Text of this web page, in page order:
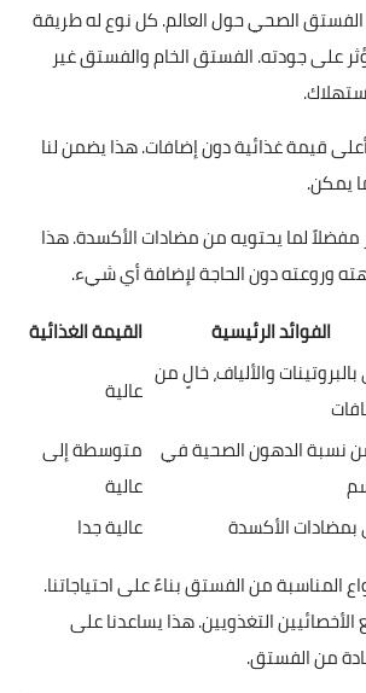
الفستق الصحي حول العالم. كل نوع له طريقة
على جودته. الفستق الخام والفستق غير
أعلى قيمة غذائية دون إضافات. هذا يضمن لنا
يمكن.
مفضلاً لما يحتويه من مضادات الأكسدة. هذا
وروعته دون الحاجة لإضافة أي شيء.
الفوائد الرئيسية
القيمة الغذائية
والألياف، خالٍ من
عالية
نسبة الدهون الصحية في متوسطة إلى
عالية
الأكسدة
عالية جدا
المناسبة من الفستق بناءً على احتياجاتنا.
التغذويين. هذا يساعدنا على
من الفستق.